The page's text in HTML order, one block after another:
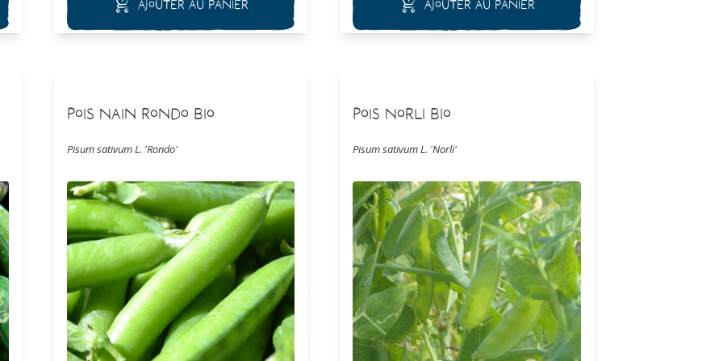
jusqu'à 1,50 à 2m (en serre). Nous vous
proposons avec fierté cette variété rare. Après
3 ans de difficulté sur la culture, nous n'avions
un grammage moins élevé afin d'en faire
profiter un maximum de personnes.
Ajouter au panier Ajouter au panier
Pois Nain Rondo Bio
Pisum sativum L. 'Rondo'
Pois Norli Bio
Pisum sativum L. 'Norli'